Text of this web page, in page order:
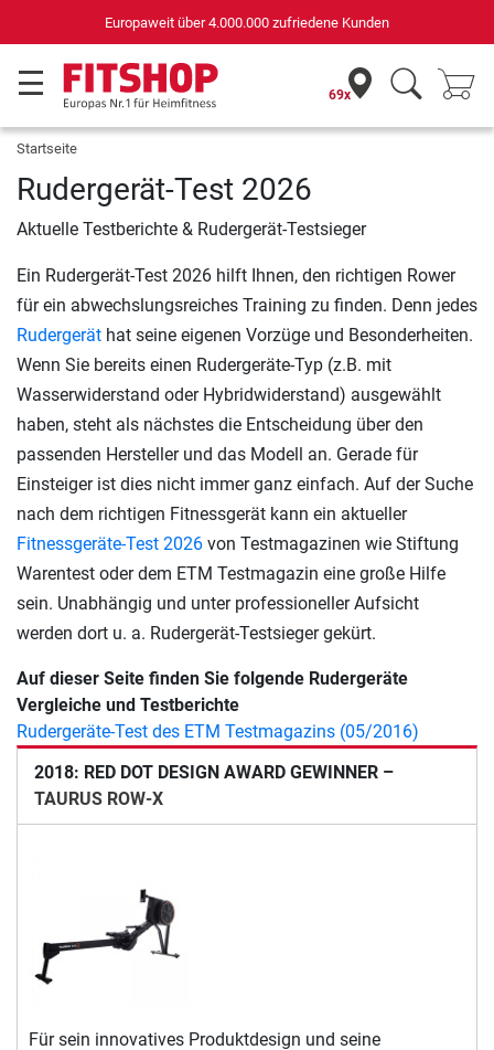
Europaweit über 4.000.000 zufriedene Kunden
69x
Startseite
Rudergerät-Test 2026
Aktuelle Testberichte & Rudergerät-Testsieger
Ein Rudergerät-Test 2026 hilft Ihnen, den richtigen Rower
für ein abwechslungsreiches Training zu finden. Denn jedes
Rudergerät hat seine eigenen Vorzüge und Besonderheiten.
Wenn Sie bereits einen Rudergeräte-Typ (z.B. mit
Wasserwiderstand oder Hybridwiderstand) ausgewählt
haben, steht als nächstes die Entscheidung über den
passenden Hersteller und das Modell an. Gerade für
Einsteiger ist dies nicht immer ganz einfach. Auf der Suche
nach dem richtigen Fitnessgerät kann ein aktueller
Fitnessgeräte-Test 2026 von Testmagazinen wie Stiftung
Warentest oder dem ETM Testmagazin eine große Hilfe
sein. Unabhängig und unter professioneller Aufsicht
werden dort u. a. Rudergerät-Testsieger gekürt.
Auf dieser Seite finden Sie folgende Rudergeräte
Vergleiche und Testberichte
Rudergeräte-Test des ETM Testmagazins (05/2016)
2018: RED DOT DESIGN AWARD GEWINNER –
TAURUS ROW-X
Für sein innovatives Produktdesign und seine